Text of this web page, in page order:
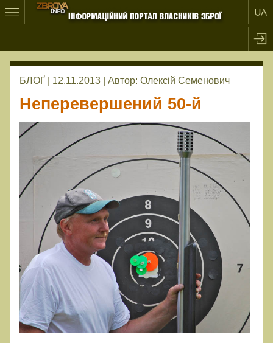
БЛОҐ | 12.11.2013 | Автор: Олексій Семенович
Неперевершений 50-й